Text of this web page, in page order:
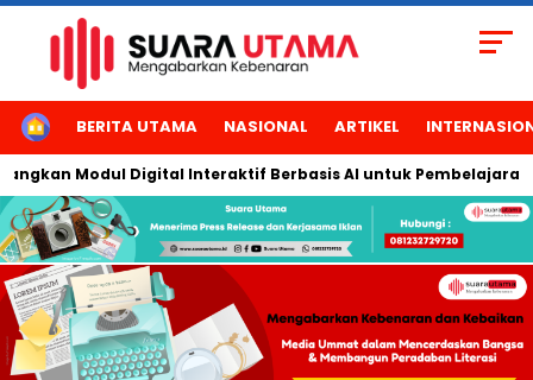
HOMEBERITA UTAMA NASIONAL ARTIKEL
Modul Digital Interaktif Berbasis AI untuk Pembelajaran